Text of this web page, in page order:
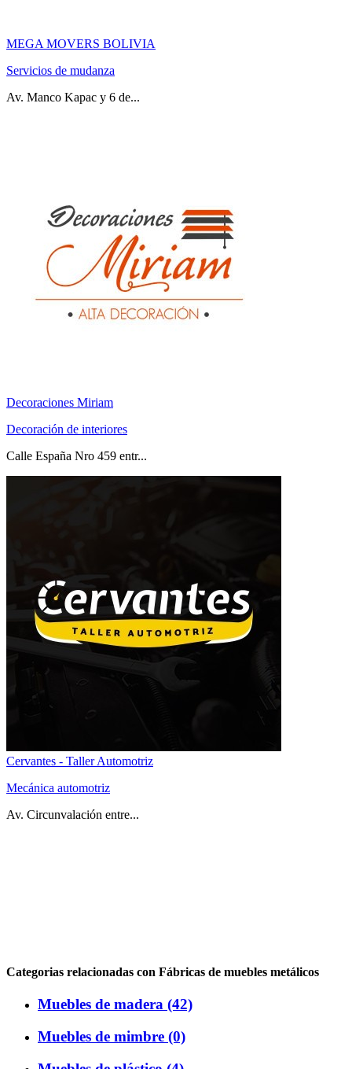
MEGA MOVERS BOLIVIA
Servicios de mudanza
Av. Manco Kapac y 6 de...
Decoraciones Miriam
Decoración de interiores
Calle España Nro 459 entr...
Cervantes - Taller Automotriz
Mecánica automotriz
Av. Circunvalación entre...
Categorias relacionadas con Fábricas de muebles metálicos
Muebles de madera (42)
Muebles de mimbre (0)